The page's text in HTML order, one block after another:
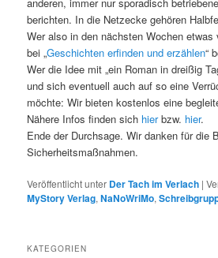
berichten. In die Netzecke gehören
Wer also in den nächsten Wochen
bei „Geschichten erfinden und erzählen“
Wer die Idee mit „ein Roman in dreißig
und sich eventuell auch auf so eine
möchte: Wir bieten kostenlos eine
Nähere Infos finden sich hierbzw. hier.
Ende der Durchsage. Wir danken für die
Sicherheitsmaßnahmen.
Veröffentlicht unter Der Tach im Verlach |
MyStory Verlag,NaNoWriMo,
KATEGORIEN